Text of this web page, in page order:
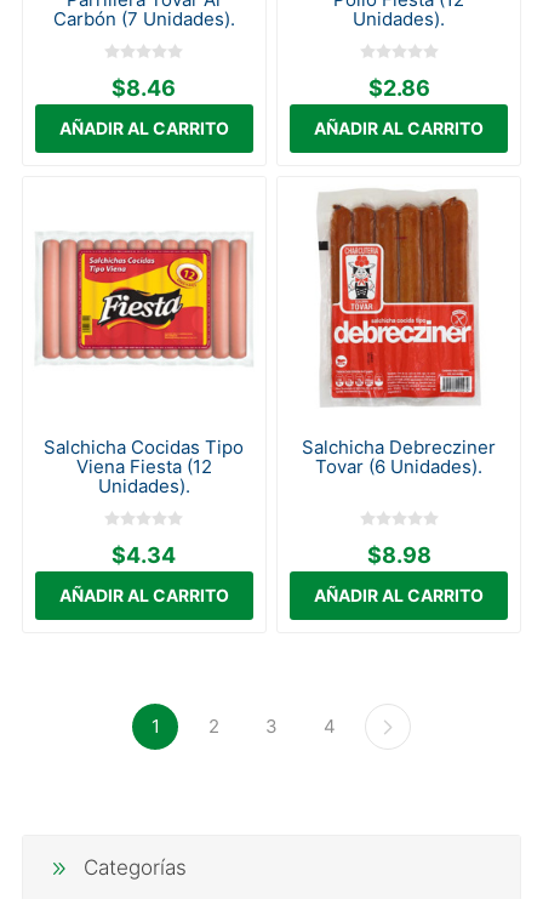
Carbón (7 Unidades).
$8.46
Unidades).
$2.86
Salchicha Cocidas Tipo
Viena Fiesta (12
Unidades).
$4.34
Salchicha Debrecziner
Tovar (6 Unidades).
$8.98
1 2 3 4
Categorías